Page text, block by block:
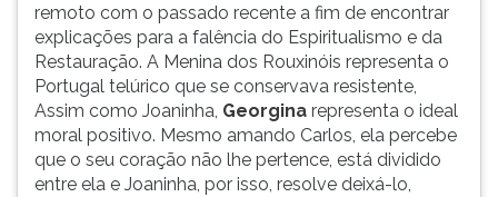
remoto com o passado recente a fim de encontrar
explicações para a falência do Espiritualismo e da
Restauração. A Menina dos Rouxinóis representa o
Portugal telúrico que se conservava resistente,
Assim como Joaninha, Georgina representa o ideal
moral positivo. Mesmo amando Carlos, ela percebe
que o seu coração não lhe pertence, está dividido
entre ela e Joaninha, por isso, resolve deixá-lo,